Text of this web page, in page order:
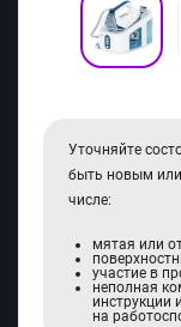
Уточняйте
быть новым
числе:
мятая или
участие в
неполная
инструкции
на